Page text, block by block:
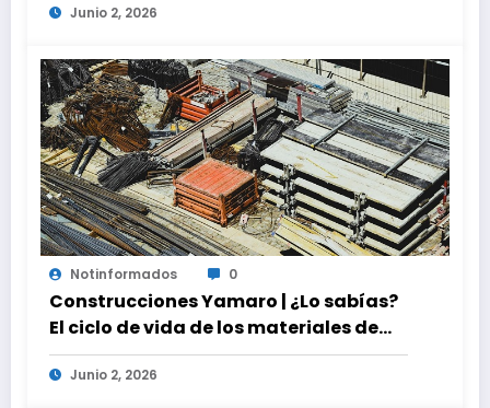
Junio 2, 2026
Notinformados 0
Construcciones Yamaro | ¿Lo sabías?
El ciclo de vida de los materiales de
construcción revoluciona eficiencia
en proyectos modernos
Junio 2, 2026